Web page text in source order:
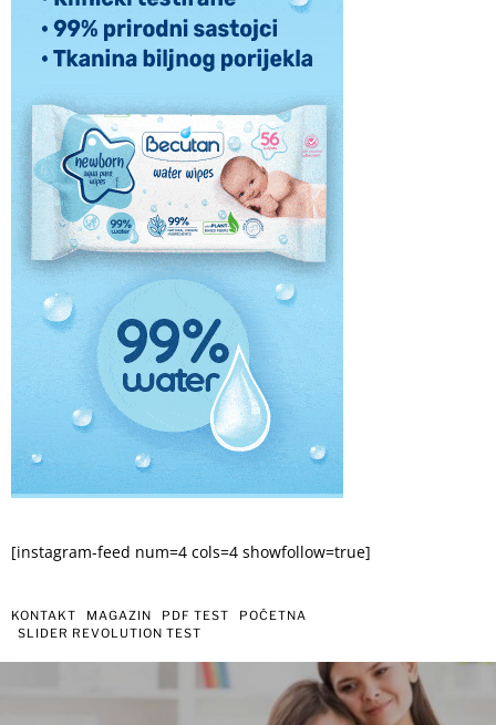
[instagram-feed num=4 cols=4 showfollow=true]
KONTAKT MAGAZIN PDF TEST
POČETNA
SLIDER REVOLUTION TEST